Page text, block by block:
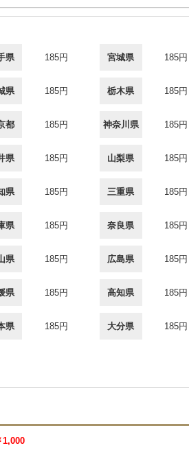
県 185円 宮城県 185円
県 185円 栃木県 185円
都 185円 神奈川県 185円
県 185円 山梨県 185円
県 185円 三重県 185円
県 185円 奈良県 185円
県 185円 広島県 185円
県 185円 高知県 185円
県 185円 大分県 185円
1,000